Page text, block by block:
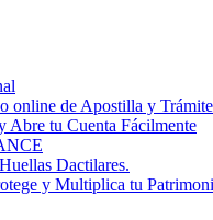
online de Apostilla y
Abre tu Cuenta Fácilmente
Dactilares.
y Multiplica tu